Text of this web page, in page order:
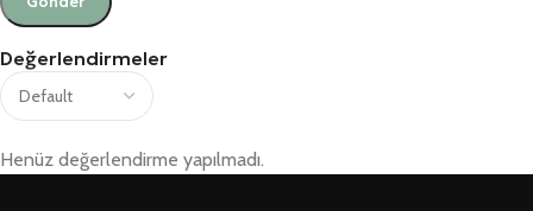
Değerlendirmeler
Henüz değerlendirme yapılmadı.